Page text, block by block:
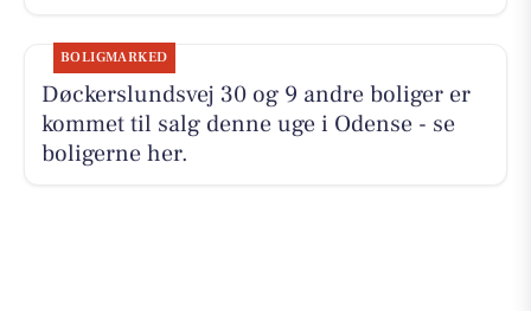
BOLIGMARKED
Døckerslundsvej 30 og 9 andre boliger er
kommet til salg denne uge i Odense - se
boligerne her.